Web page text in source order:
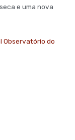
e uma nova
Observatório do